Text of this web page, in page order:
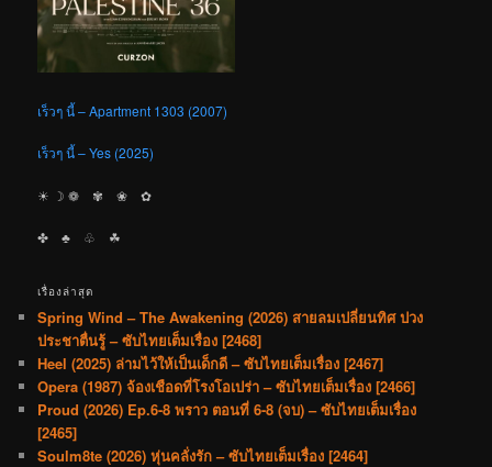
เร็วๆ นี้ – Apartment 1303 (2007)
เร็วๆ นี้ – Yes (2025)
☀︎ ☽ ❁ ✾ ❀ ✿
✤ ♣︎ ♧ ☘︎
เรื่องล่าสุด
Spring Wind – The Awakening (2026) สายลมเปลี่ยนทิศ ปวง
ประชาตื่นรู้ – ซับไทยเต็มเรื่อง [2468]
Heel (2025) ล่ามไว้ให้เป็นเด็กดี – ซับไทยเต็มเรื่อง [2467]
Opera (1987) จ้องเชือดที่โรงโอเปร่า – ซับไทยเต็มเรื่อง [2466]
Proud (2026) Ep.6-8 พราว ตอนที่ 6-8 (จบ) – ซับไทยเต็มเรื่อง
[2465]
Soulm8te (2026) หุ่นคลั่งรัก – ซับไทยเต็มเรื่อง [2464]